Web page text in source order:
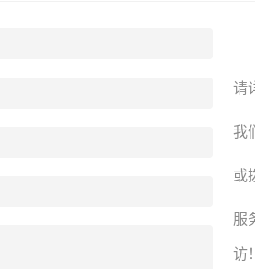
请
我
或
服
访！